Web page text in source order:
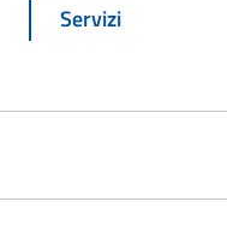
Servizi